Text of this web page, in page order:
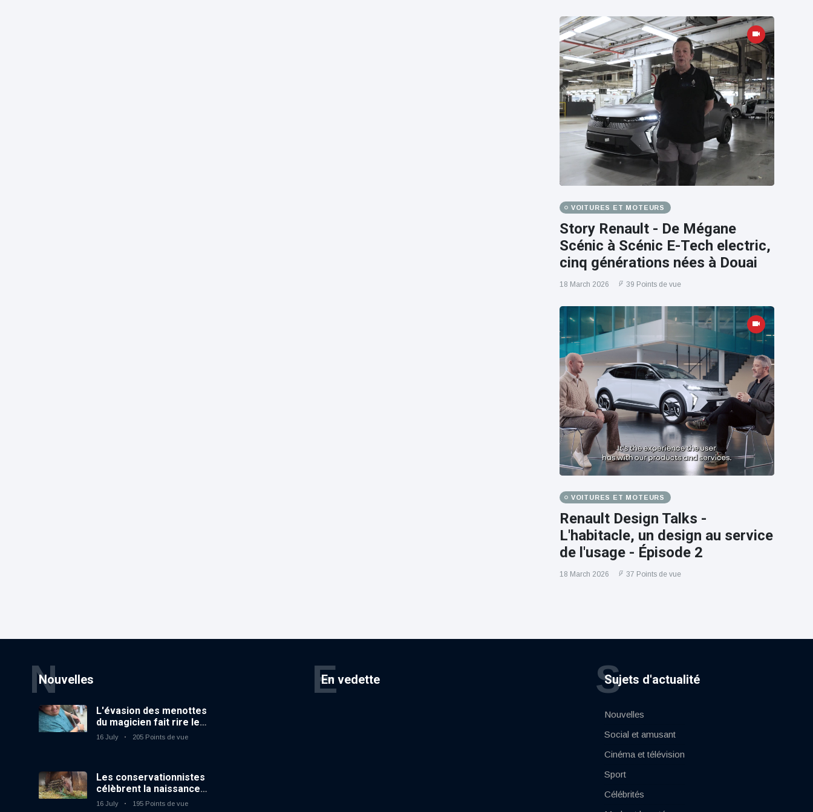
VOITURES ET MOTEURS
Story Renault - De Mégane
Scénic à Scénic E-Tech electric,
cinq générations nées à Douai
18 March 2026 39 Points de vue
VOITURES ET MOTEURS
Renault Design Talks -
L'habitacle, un design au service
de l'usage - Épisode 2
18 March 2026 37 Points de vue
Nouvelles
N
L'évasion des menottes
du magicien fait rire le
public
16 July 205 Points de vue
Les conservationnistes
célèbrent la naissance
du premier tapir
16 July 195 Points de vue
En vedette
E Sujets d'actualité
S
Nouvelles
Social et amusant
Cinéma et télévision
Sport
Célébrités